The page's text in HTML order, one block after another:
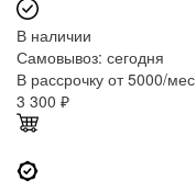
В наличии
Самовывоз: сегодня
В рассрочку от 5000/мес
3 300 ₽